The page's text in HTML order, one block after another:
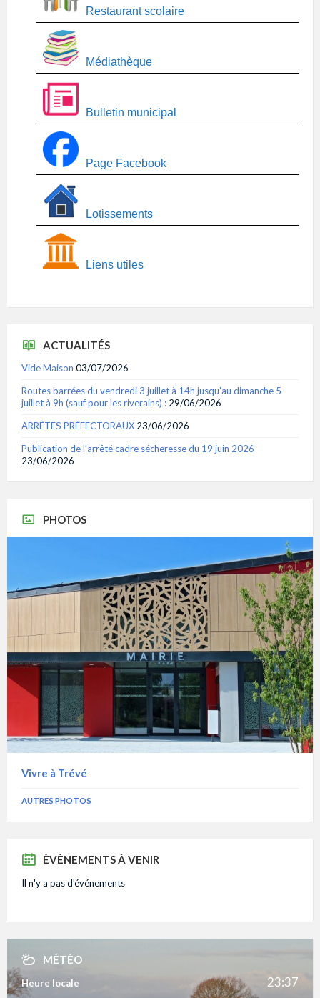
Restaurant scolaire
Médiathèque
Bulletin municipal
Page Facebook
Lotissements
Liens utiles
ACTUALITÉS
Vide Maison 03/07/2026
Routes barrées du vendredi 3 juillet à 14h jusqu’au dimanche 5
juillet à 9h (sauf pour les riverains) : 29/06/2026
ARRÊTES PRÉFECTORAUX 23/06/2026
Publication de l’arrêté cadre sécheresse du 19 juin 2026
23/06/2026
PHOTOS
Vivre à Trévé
AUTRES PHOTOS
ÉVÉNEMENTS À VENIR
Il n'y a pas d'événements
MÉTÉO
Heure locale 23:37